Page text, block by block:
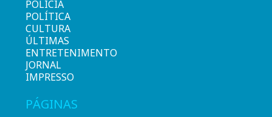
POLÍCIA
POLÍTICA
CULTURA
ÚLTIMAS
ENTRETENIMENTO
JORNAL
IMPRESSO
PÁGINAS